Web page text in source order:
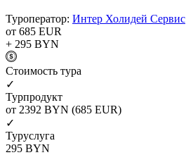
Туроператор: Интер Холидей Сервис
от 685 EUR
+ 295 BYN
Cтоимость тура
✓
Турпродукт
от 2392 BYN (685 EUR)
✓
Туруслуга
295 BYN